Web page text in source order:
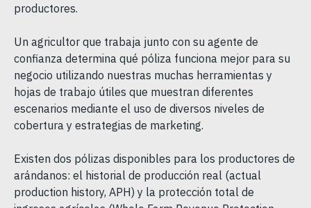
productores.
Un agricultor que trabaja junto con su agente de
confianza determina qué póliza funciona mejor para su
negocio utilizando nuestras muchas herramientas y
hojas de trabajo útiles que muestran diferentes
escenarios mediante el uso de diversos niveles de
cobertura y estrategias de marketing.
Existen dos pólizas disponibles para los productores de
arándanos: el historial de producción real (actual
production history, APH) y la protección total de